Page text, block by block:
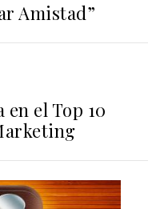
Amistad”
en el Top 10